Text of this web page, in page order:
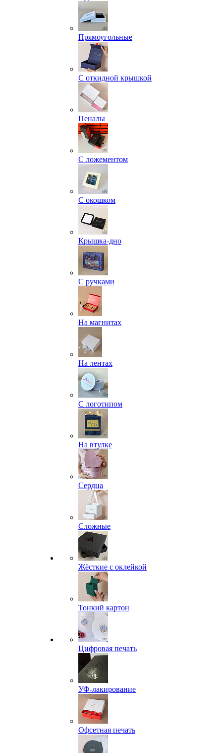
Прямоугольные
С откидной крышкой
Пеналы
С ложементом
С окошком
Крышка-дно
С ручками
На магнитах
На лентах
С логотипом
На втулке
Сердца
Сложные
Жёсткие с оклейкой
Тонкий картон
Цифровая печать
УФ-лакирование
Офсетная печать